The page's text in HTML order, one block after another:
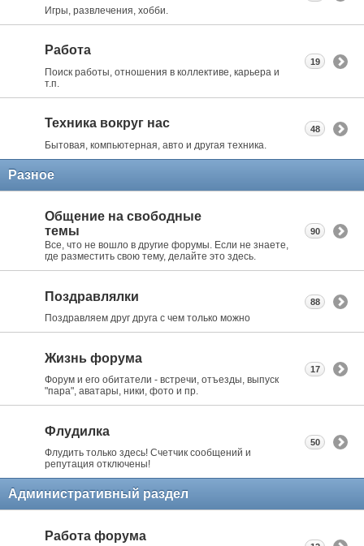
Игры, развлечения, хобби.
Работа
Поиск работы, отношения в коллективе, карьера и
т.п.
19
Техника вокруг нас
Бытовая, компьютерная, авто и другая техника.
48
Разное
Общение на свободные
темы
Все, что не вошло в другие форумы. Если не знаете,
где разместить свою тему, делайте это здесь.
90
Поздравлялки
Поздравляем друг друга с чем только можно
88
Жизнь форума
Форум и его обитатели - встречи, отъезды, выпуск
"пара", аватары, ники, фото и пр.
17
Флудилка
Флудить только здесь! Счетчик сообщений и
репутация отключены!
50
Административный раздел
Работа форума